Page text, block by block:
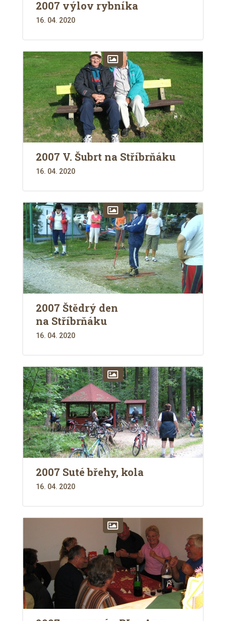
2007 výlov rybníka
16. 04. 2020
2007 V. Šubrt na Stříbrňáku
16. 04. 2020
2007 Štědrý den
na Stříbrňáku
16. 04. 2020
2007 Suté břehy, kola
16. 04. 2020